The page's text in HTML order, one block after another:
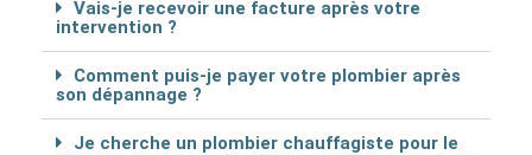
Vais-je recevoir une facture après votre
intervention ?
Comment puis-je payer votre plombier après
son dépannage ?
Je cherche un plombier chauffagiste pour le